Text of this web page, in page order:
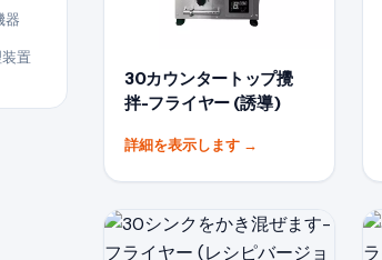
器
置
30カウンタートップ攪
拌-フライヤー (誘導)
詳細を表示します →